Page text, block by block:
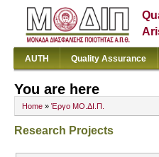
AUTH Quality Assurance
You are here
Home » Έργο ΜΟ.ΔΙ.Π.
Research Projects